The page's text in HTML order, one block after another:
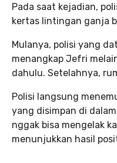
Pada saat kejadian,
kertas lintingan ganja
Mulanya, polisi yang
menangkap Jefri
dahulu. Setelahnya,
Polisi langsung
yang disimpan di
nggak bisa mengelak
menunjukkan hasil